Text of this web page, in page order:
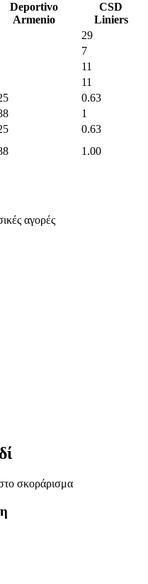
Deportivo
Armenio
CSD
Liniers
29
7
11
11
0.63
1
0.63
1.00
αγορές
σκοράρισμα